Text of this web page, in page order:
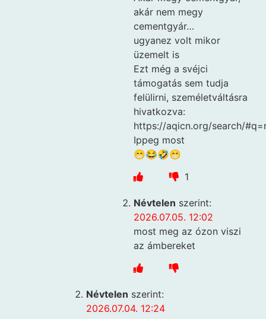
akár nem megy
cementgyár…
ugyanez volt mikor
üzemelt is
Ezt még a svéjci
támogatás sem tudja
felülirni, személetváltásra
hivatkozva:
https://aqicn.org/search/
Ippeg most
😁😂🤣😁
1
Névtelen szerint:
2026.07.05. 12:02
most meg az ózon viszi
az ámbereket
Névtelen szerint:
2026.07.04. 12:24